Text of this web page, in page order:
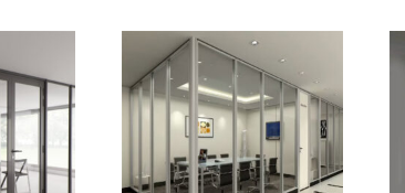
cuacuonachau@gmail.com